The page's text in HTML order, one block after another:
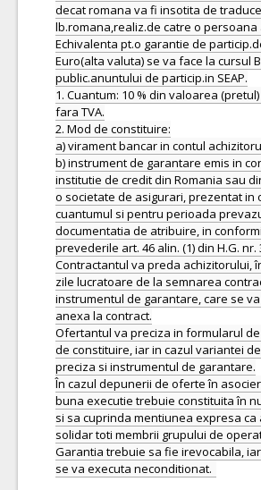
decat romana va fi insotita de
lb.romana,realiz.de catre o persoana
Echivalenta pt.o garantie de
Euro(alta valuta) se va face la cursul
public.anuntului de particip.in SEAP.
1. Cuantum: 10 % din valoarea
fara TVA.
2. Mod de constituire:
a) virament bancar in contul
b) instrument de garantare emis in
institutie de credit din Romania sau
o societate de asigurari, prezentat in
cuantumul si pentru perioada
documentatia de atribuire, in
prevederile art. 46 alin. (1) din H.G. nr.
Contractantul va preda achizitorului,
zile lucratoare de la semnarea
instrumentul de garantare, care se
anexa la contract.
Ofertantul va preciza in formularul
de constituire, iar in cazul variantei
preciza si instrumentul de garantare.
În cazul depunerii de oferte în
buna executie trebuie constituita în
si sa cuprinda mentiunea expresa ca
solidar toti membrii grupului de
Garantia trebuie sa fie irevocabila,